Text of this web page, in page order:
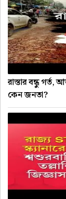
রাস্তার বন্ধু গর্ত,
কেন জনতা?